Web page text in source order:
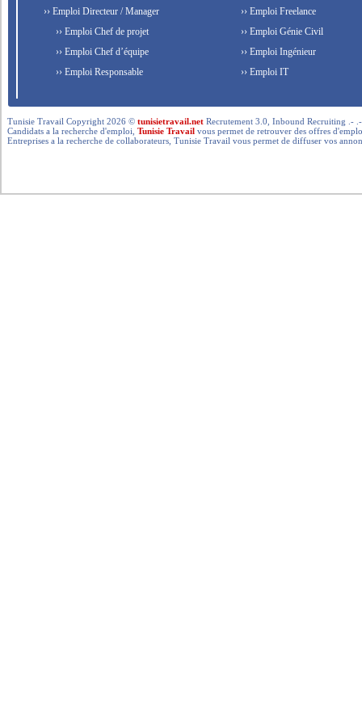
›› Emploi Directeur / Manager
›› Emploi Chef de projet
›› Emploi Chef d’équipe
›› Emploi Responsable
›› Emploi Freelance
›› Emploi Génie Civil
›› Emploi Ingénieur
›› Emploi IT
Tunisie Travail Copyright 2026 ©tunisietravail.net Recrutement 3.0, Inbound Recruiting .-
Candidats a la recherche d'emploi,Tunisie Travail vous permet de retrouver des offres
Entreprises a la recherche de collaborateurs, Tunisie Travail vous permet de diffuser vos